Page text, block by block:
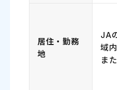
居住・勤務
地
JA
域
ま